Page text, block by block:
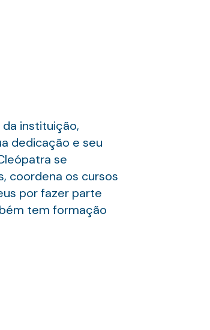
instituição,
dedicação e seu
se
coordena os cursos
por fazer parte
tem formação